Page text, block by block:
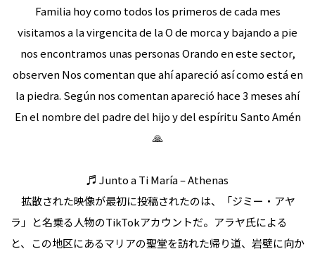
Familia hoy como todos los primeros de cada mes
visitamos a la virgencita de la O de morca y bajando a pie
nos encontramos unas personas Orando en este sector,
observen Nos comentan que ahí apareció así como está en
la piedra. Según nos comentan apareció hace 3 meses ahí
En el nombre del padre del hijo y del espíritu Santo Amén
🙏
♬ Junto a Ti María – Athenas
拡散された映像が最初に投稿されたのは、「ジミー・アヤ
ラ」と名乗る人物のTikTokアカウントだ。アラヤ氏による
と、この地区にあるマリアの聖堂を訪れた帰り道、岩壁に向か